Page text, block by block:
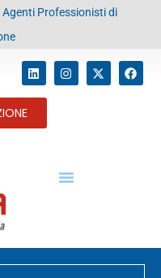
Professionisti di